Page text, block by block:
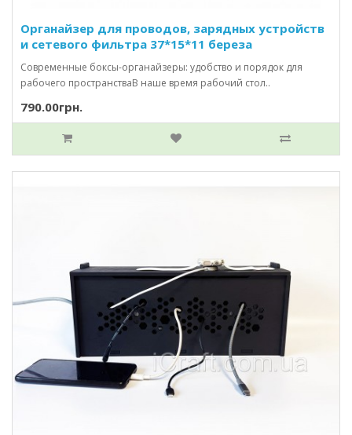
Органайзер для проводов, зарядных устройств
и сетевого фильтра 37*15*11 береза
Современные боксы-органайзеры: удобство и порядок для
рабочего пространстваВ наше время рабочий стол..
790.00грн.